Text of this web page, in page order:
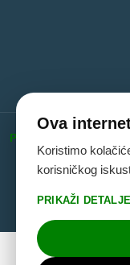
Politika privatnosti
Ova
Koristimo
korisničkog
PRIKAŽI DETALJE